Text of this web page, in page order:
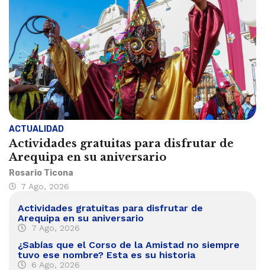
ACTUALIDAD
Actividades gratuitas para disfrutar de
Arequipa en su aniversario
Rosario Ticona
7 Ago, 2026
Actividades gratuitas para disfrutar de
Arequipa en su aniversario
7 Ago, 2026
¿Sabías que el Corso de la Amistad no siempre
tuvo ese nombre? Esta es su historia
6 Ago, 2026